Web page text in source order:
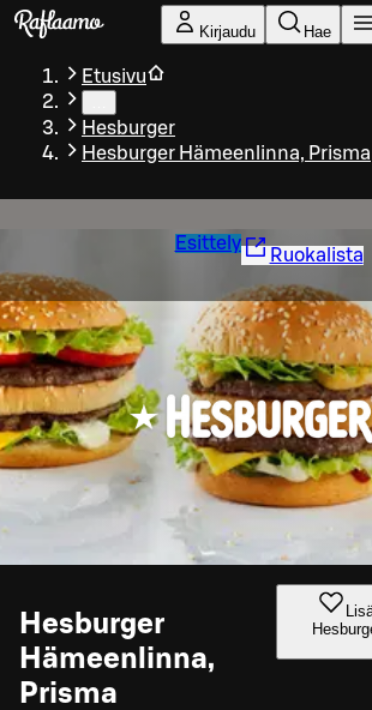
Siirry pääsisältöön
Kirjaudu Hae
Etusivu
Hesburger
Hesburger Hämeenlinna, Prisma
Esittely
Ruokalista
Hesburger
Hämeenlinna,
Prisma